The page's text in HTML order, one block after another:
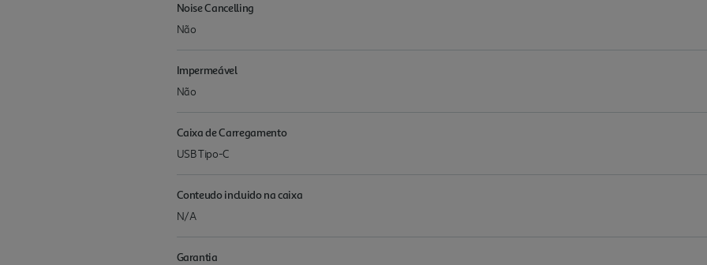
Noise Cancelling
Não
Impermeável
Não
Caixa de Carregamento
USB Tipo-C
Conteudo incluido na caixa
N/A
Garantia